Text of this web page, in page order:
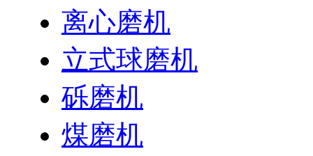
离心磨机
立式球磨机
砾磨机
煤磨机